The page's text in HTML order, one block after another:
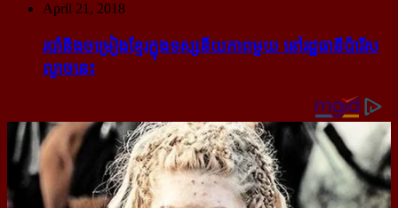
April 21, 2018
របាំ​និង​ចម្រៀង​ខ្មែរ​ក្នុង​ទស្សនីយភាព​មួយ នៅ​រដ្ឋធានី​ប៉ារីស​
ល្ងាច​នេះ